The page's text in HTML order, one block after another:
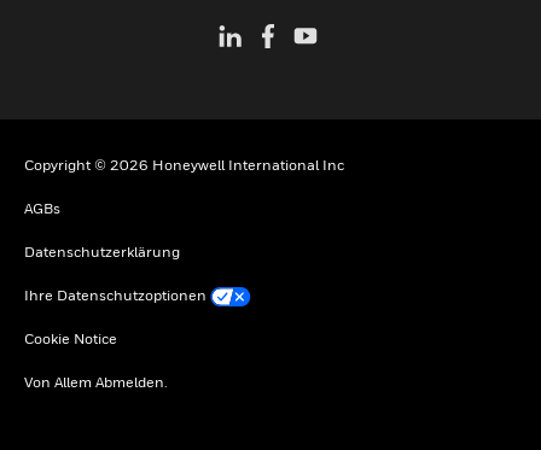
Copyright © 2026 Honeywell International Inc
AGBs
Datenschutzerklärung
Ihre Datenschutzoptionen
Cookie Notice
Von Allem Abmelden.